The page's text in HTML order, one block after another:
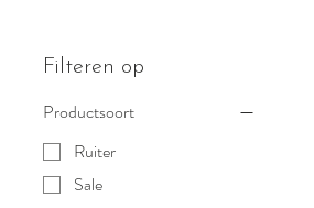
Filteren op
Productsoort
Ruiter
Sale